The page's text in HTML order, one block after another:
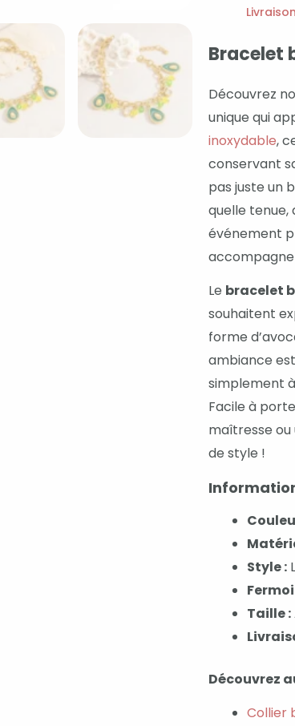
Bracelet
Découvrez
unique qui
inoxydable,
conservant
pas juste un
quelle tenue,
événement
Le bracelet
souhaitent
forme
ambiance
simplement
Facile à
maîtresse
de style !
Style :
Taille :
Découvrez
Collier